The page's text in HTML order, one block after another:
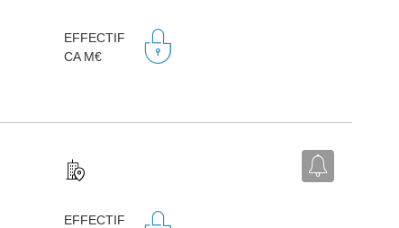
EFFECTIF
CA M€
EFFECTIF